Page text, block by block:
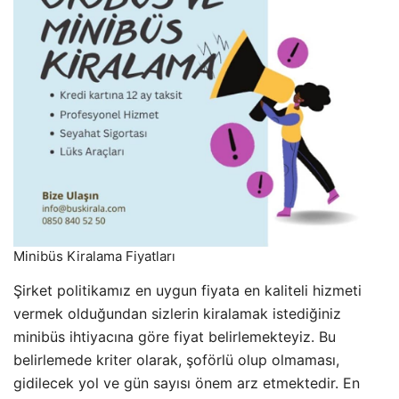
Minibüs Kiralama Fiyatları
Şirket politikamız en uygun fiyata en kaliteli hizmeti
vermek olduğundan sizlerin kiralamak istediğiniz
minibüs ihtiyacına göre fiyat belirlemekteyiz. Bu
belirlemede kriter olarak, şoförlü olup olmaması,
gidilecek yol ve gün sayısı önem arz etmektedir. En